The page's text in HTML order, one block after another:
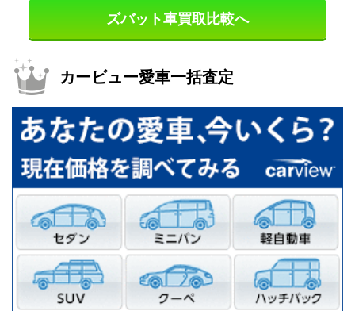
ズバット車買取比較へ
カービュー愛車一括査定